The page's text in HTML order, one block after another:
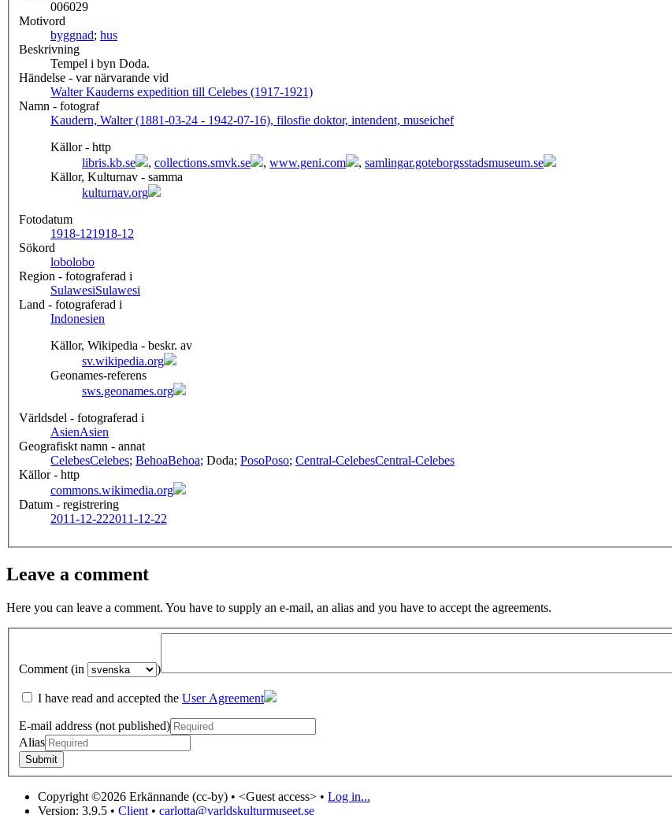
006029
Motivord
byggnad; hus
Beskrivning
Tempel i byn Doda.
Händelse - var närvarande vid
Walter Kauderns expedition till Celebes (1917-1921)
Namn - fotograf
Kaudern, Walter (1881-03-24 - 1942-07-16), filosfie doktor, intendent, museichef
Källor - http
libris.kb.se
, collections.smvk.se , www.geni.com , samlingar.goteborgsstadsmuseum.se
Källor, Kulturnav - samma
kulturnav.org
Fotodatum
1918-121918-12
Sökord
lobolobo
Region - fotograferad i
SulawesiSulawesi
Land - fotograferad i
Indonesien
Källor, Wikipedia - beskr. av
sv.wikipedia.org
Geonames-referens
sws.geonames.org
Världsdel - fotograferad i
AsienAsien
Geografiskt namn - annat
CelebesCelebes; BehoaBehoa; Doda; PosoPoso; Central-CelebesCentral-Celebes
Källor - http
commons.wikimedia.org
Datum - registrering
2011-12-222011-12-22
Leave a comment
Here you can leave a comment. You have to supply an e-mail, an alias and you have to accept the agreements.
Comment (in )
I have read and accepted the User Agreement
E-mail address (not published)
Alias
Copyright ©2026 Erkännande (cc-by) • <Guest access> • Log in...
Version: 3.9.5 • Client• carlotta@varldskulturmuseet.se